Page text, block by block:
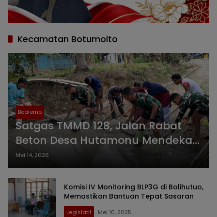
Kecamatan Botumoito
Boalemo
Satgas TMMD 128, Jalan Rabat
Beton Desa Hutamonu Mendekati
Target Akhir
Mei 14, 2026
Komisi IV Monitoring BLP3G di Bolihutuo,
Memastikan Bantuan Tepat Sasaran
Legislatif Mei 10, 2025